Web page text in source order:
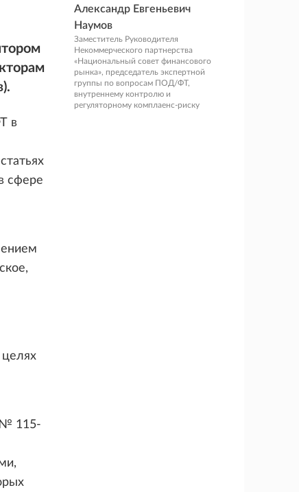
в
сфере
№ 115-
Александр Евгеньевич
Наумов
Заместитель Руководителя
Некоммерческого партнерства
«Национальный совет финансового
рынка», председатель экспертной
группы по вопросам ПОД/ФТ,
внутреннему контролю и
регуляторному комплаенс-риску